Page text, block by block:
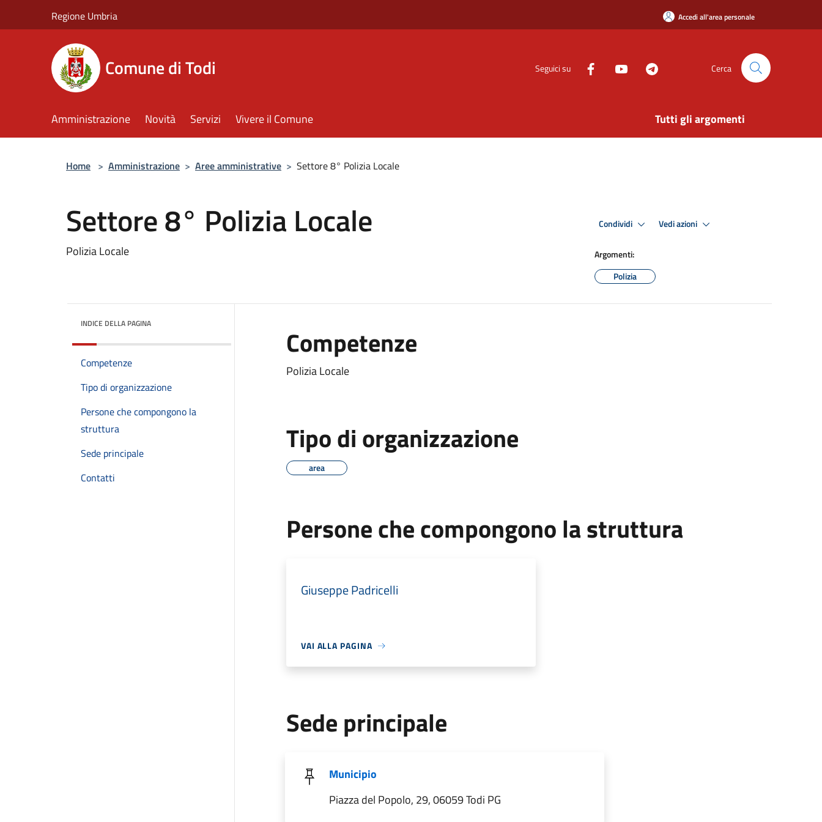
Regione Umbria Accedi all'area personale
Comune di Todi Seguici su Cerca
Amministrazione Novità Servizi Vivere il Comune Tutti gli argomenti
Home > Amministrazione > Aree amministrative > Settore 8° Polizia Locale
Settore 8° Polizia Locale
Polizia Locale
Condividi Vedi azioni
Argomenti:
Polizia
INDICE DELLA PAGINA
Competenze
Tipo di organizzazione
Persone che compongono la
struttura
Sede principale
Contatti
Competenze
Polizia Locale
Tipo di organizzazione
area
Persone che compongono la struttura
Giuseppe Padricelli
VAI ALLA PAGINA
Sede principale
Municipio
Piazza del Popolo, 29, 06059 Todi PG